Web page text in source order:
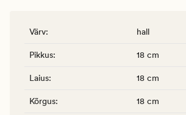
Värv: hall
Pikkus: 18 cm
Laius: 18 cm
Kõrgus: 18 cm